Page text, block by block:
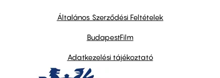
Általános Szerződési Feltételek
BudapestFilm
Adatkezelési tájékoztató